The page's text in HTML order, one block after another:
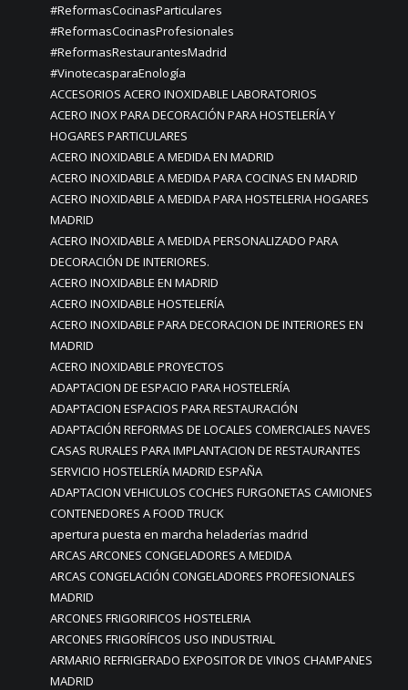
#ReformasCocinasParticulares
#ReformasCocinasProfesionales
#ReformasRestaurantesMadrid
#VinotecasparaEnología
ACCESORIOS ACERO INOXIDABLE LABORATORIOS
ACERO INOX PARA DECORACIÓN PARA HOSTELERÍA Y
HOGARES PARTICULARES
ACERO INOXIDABLE A MEDIDA EN MADRID
ACERO INOXIDABLE A MEDIDA PARA COCINAS EN MADRID
ACERO INOXIDABLE A MEDIDA PARA HOSTELERIA HOGARES
MADRID
ACERO INOXIDABLE A MEDIDA PERSONALIZADO PARA
DECORACIÓN DE INTERIORES.
ACERO INOXIDABLE EN MADRID
ACERO INOXIDABLE HOSTELERÍA
ACERO INOXIDABLE PARA DECORACION DE INTERIORES EN
MADRID
ACERO INOXIDABLE PROYECTOS
ADAPTACION DE ESPACIO PARA HOSTELERÍA
ADAPTACION ESPACIOS PARA RESTAURACIÓN
ADAPTACIÓN REFORMAS DE LOCALES COMERCIALES NAVES
CASAS RURALES PARA IMPLANTACION DE RESTAURANTES
SERVICIO HOSTELERÍA MADRID ESPAÑA
ADAPTACION VEHICULOS COCHES FURGONETAS CAMIONES
CONTENEDORES A FOOD TRUCK
apertura puesta en marcha heladerías madrid
ARCAS ARCONES CONGELADORES A MEDIDA
ARCAS CONGELACIÓN CONGELADORES PROFESIONALES
MADRID
ARCONES FRIGORIFICOS HOSTELERIA
ARCONES FRIGORÍFICOS USO INDUSTRIAL
ARMARIO REFRIGERADO EXPOSITOR DE VINOS CHAMPANES
MADRID